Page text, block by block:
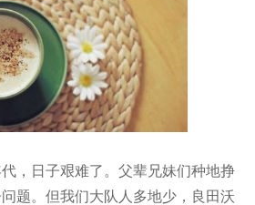
日子艰难了。父辈兄妹们种地挣
题。但我们大队人多地少，良田沃